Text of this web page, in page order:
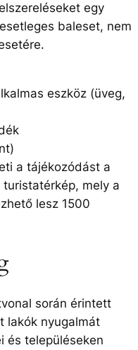
egy
baleset, nem
eszköz (üveg,
a tájékozódást a
mely a
lesz 1500
során érintett
lakók nyugalmát
és településeken